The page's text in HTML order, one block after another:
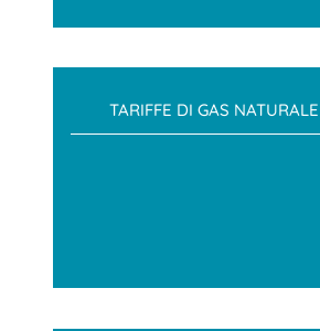
TARIFFE DI GAS